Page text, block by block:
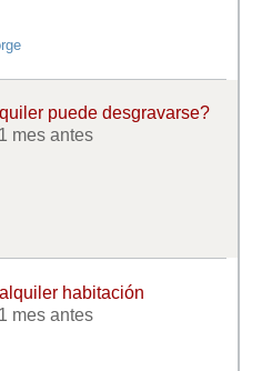
puede desgravarse?
mes antes
habitación
mes antes